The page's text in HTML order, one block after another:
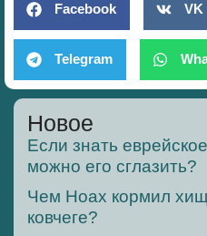
Facebook VK
Telegram
Новое
Если знать
можно его сглазить?
Чем Ноах кормил
ковчеге?